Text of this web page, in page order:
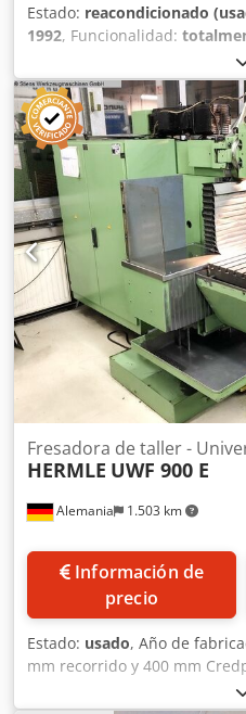
Estado: reacondicionado
1992, Funcionalidad:
, recorrido del eje
Z:450 mm, velocidad del
velocidad del husillo (min.):2
900 mm, ancho de la mesa:
entrada:trifásico , longitud
mm , velocidad de giro (máx.):
rotación (mín.):
2 rpm ,
rango de trabajo:900 mm,
de la velocidad de rotación,
Ofrecemos esta fresadora de
reacondicionada con control
1992. Crjdpfx Adox Sv Ubj Njf
Totalmente reacondicionada
24 posiciones Control:
necesita más información,
mensaje o llamarnos.
Alemania 1.503 km
Fresadora de taller -
HERMLE UWF 900 E
Información de
precio
Estado: usado, Año de
mm recorrido y 400 mm
recorrido z 420 mm Control